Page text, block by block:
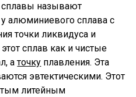
сплавы называют
алюминиевого сплава с
точки ликвидуса и
сплав как и чистые
аточку плавления. Эта
эвтектическими. Этот
литейным